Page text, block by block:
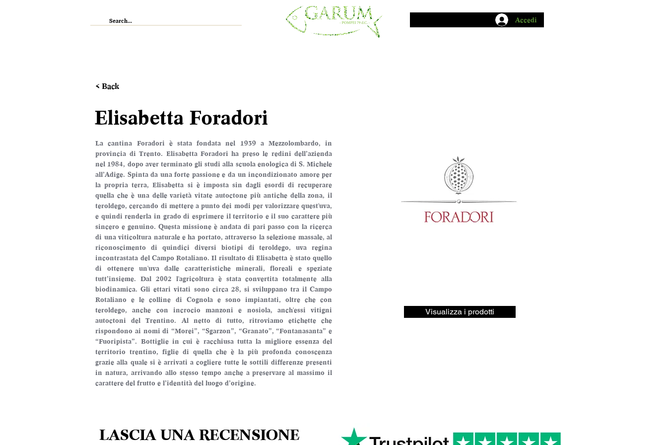
Accedi
< Back
Elisabetta Foradori
La cantina Foradori è stata fondata nel 1939 a Mezzolombardo, in
provincia di Trento. Elisabetta Foradori ha preso le redini dell’azienda
nel 1984, dopo aver terminato gli studi alla scuola enologica di S. Michele
all’Adige. Spinta da una forte passione e da un incondizionato amore per
la propria terra, Elisabetta si è imposta sin dagli esordi di recuperare
quella che è una delle varietà vitate autoctone più antiche della zona, il
teroldego, cercando di mettere a punto dei modi per valorizzare quest'uva,
e quindi renderla in grado di esprimere il territorio e il suo carattere più
sincero e genuino. Questa missione è andata di pari passo con la ricerca
di una viticoltura naturale e ha portato, attraverso la selezione massale, al
riconoscimento di quindici diversi biotipi di teroldego, uva regina
incontrastata del Campo Rotaliano. Il risultato di Elisabetta è stato quello
di ottenere un'uva dalle caratteristiche minerali, floreali e speziate
tutt’insieme. Dal 2002 l'agricoltura è stata convertita totalmente alla
biodinamica. Gli ettari vitati sono circa 28, si sviluppano tra il Campo
Rotaliano e le colline di Cognola e sono impiantati, oltre che con
teroldego, anche con incrocio manzoni e nosiola, anch'essi vitigni
autoctoni del Trentino. Al netto di tutto, ritroviamo etichette che
rispondono ai nomi di “Morei”, “Sgarzon”, “Granato”, “Fontanasanta” e
“Fuoripista”. Bottiglie in cui è racchiusa tutta la migliore essenza del
territorio trentino, figlie di quella che è la più profonda conoscenza
grazie alla quale si è arrivati a cogliere tutte le sottili differenze presenti
in natura, arrivando allo stesso tempo anche a preservare al massimo il
carattere del frutto e l’identità del luogo d’origine.
Visualizza i prodotti
LASCIA UNA RECENSIONE